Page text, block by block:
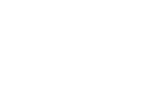
chez les revendeurs. Ces prix peuvent
e-commerce) et des autres sites